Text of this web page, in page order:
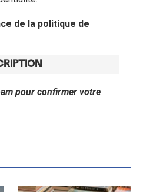
de la politique de
pour confirmer votre